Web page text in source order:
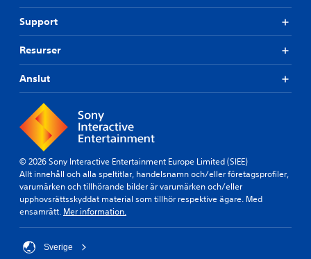
Support
Resurser
Anslut
© 2026 Sony Interactive Entertainment Europe Limited (SIEE)
Allt innehåll och alla speltitlar, handelsnamn och/eller företagsprofiler,
varumärken och tillhörande bilder är varumärken och/eller
upphovsrättsskyddat material som tillhör respektive ägare. Med
ensamrätt. Mer information.
Sverige